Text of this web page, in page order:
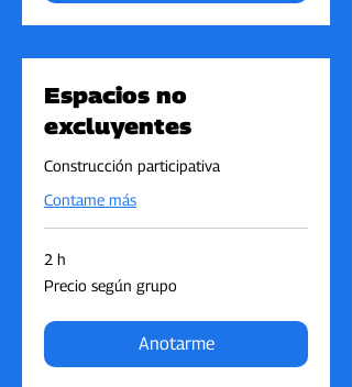
Espacios no
excluyentes
Construcción participativa
Contame más
2 h
Precio
según
Precio según grupo
Anotarme